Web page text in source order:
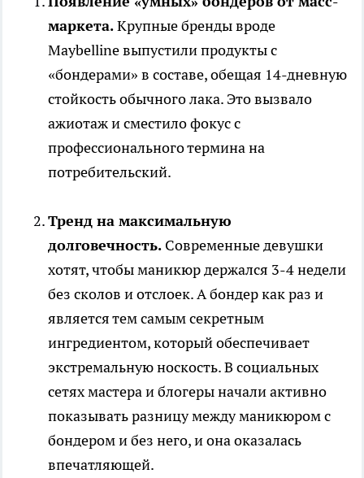
маркета.Крупные бренды вроде
Maybelline выпустили продукты с
«бондерами» в составе, обещая 14-дневную
стойкость обычного лака. Это вызвало
ажиотаж и сместило фокус с
профессионального термина на
потребительский.
Тренд на максимальную
долговечность. Современные девушки
хотят, чтобы маникюр держался 3-4 недели
без сколов и отслоек. А бондер как раз и
является тем самым секретным
ингредиентом, который обеспечивает
экстремальную носкость. В социальных
сетях мастера и блогеры начали активно
показывать разницу между маникюром с
бондером и без него, и она оказалась
впечатляющей.